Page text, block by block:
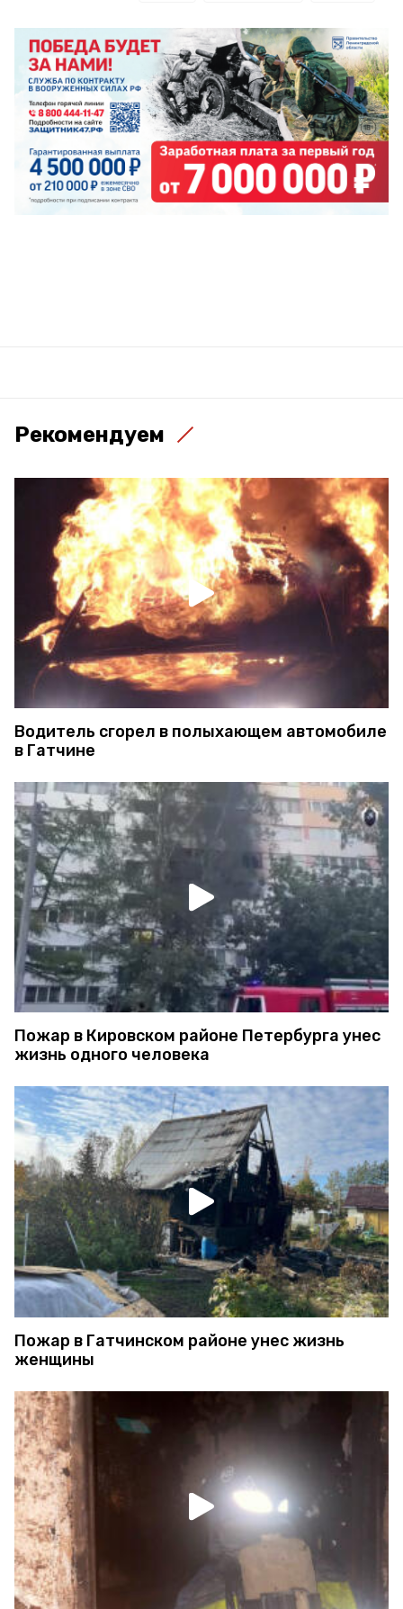
Рекомендуем
Водитель сгорел в полыхающем автомобиле
в Гатчине
Пожар в Кировском районе Петербурга унес
жизнь одного человека
Пожар в Гатчинском районе унес жизнь
женщины